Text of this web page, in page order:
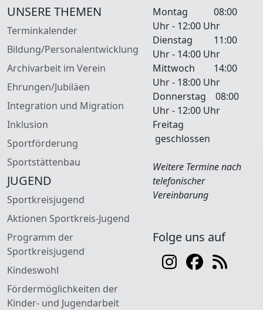
UNSERE THEMEN
Terminkalender
Bildung/Personalentwicklung
Archivarbeit im Verein
Ehrungen/Jubiläen
Integration und Migration
Inklusion
Sportförderung
Sportstättenbau
JUGEND
Sportkreisjugend
Aktionen Sportkreis-Jugend
Programm der
Sportkreisjugend
Kindeswohl
Fördermöglichkeiten der
Kinder- und Jugendarbeit
Montag 08:00
Uhr - 12:00 Uhr
Dienstag 11:00
Uhr - 14:00 Uhr
Mittwoch 14:00
Uhr - 18:00 Uhr
Donnerstag 08:00
Uhr - 12:00 Uhr
Freitag
geschlossen
Weitere Termine nach
telefonischer
Vereinbarung
Folge uns auf